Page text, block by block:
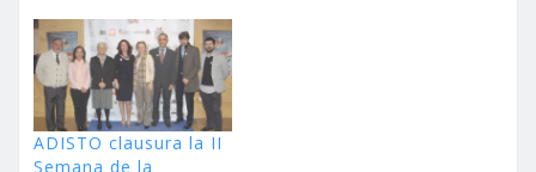
ADISTO clausura la II
Semana de la